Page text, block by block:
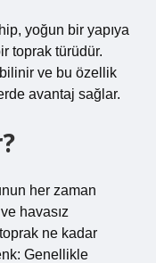
yoğun bir yapıya
toprak türüdür.
ve bu özellik
avantaj sağlar.
her zaman
havasız
ne kadar
Genellikle